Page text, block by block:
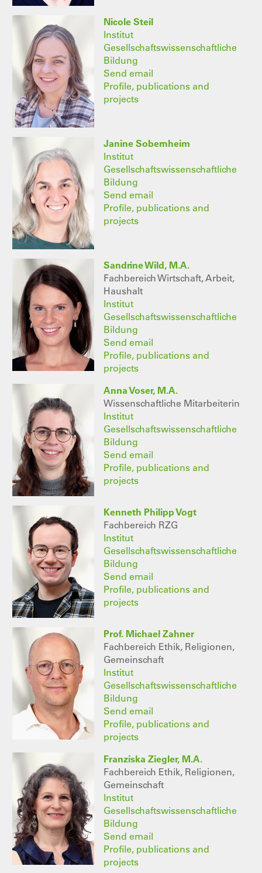
Nicole Steil
Institut
Gesellschaftswissenschaftliche
Bildung
Send email
Profile, publications and
projects
Janine Sobernheim
Institut
Gesellschaftswissenschaftliche
Bildung
Send email
Profile, publications and
projects
Sandrine Wild, M.A.
Fachbereich Wirtschaft, Arbeit,
Haushalt
Institut
Gesellschaftswissenschaftliche
Bildung
Send email
Profile, publications and
projects
Anna Voser, M.A.
Wissenschaftliche Mitarbeiterin
Institut
Gesellschaftswissenschaftliche
Bildung
Send email
Profile, publications and
projects
Kenneth Philipp Vogt
Fachbereich RZG
Institut
Gesellschaftswissenschaftliche
Bildung
Send email
Profile, publications and
projects
Prof. Michael Zahner
Fachbereich Ethik, Religionen,
Gemeinschaft
Institut
Gesellschaftswissenschaftliche
Bildung
Send email
Profile, publications and
projects
Franziska Ziegler, M.A.
Fachbereich Ethik, Religionen,
Gemeinschaft
Institut
Gesellschaftswissenschaftliche
Bildung
Send email
Profile, publications and
projects